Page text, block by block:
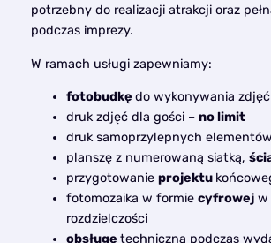
potrzebny do realizacji atrakcji oraz
podczas imprezy.
W ramach usługi zapewniamy:
fotobudkę do wykonywania zdjęć
druk zdjęć dla gości – no limit
druk samoprzylepnych
planszę z numerowaną siatką,
przygotowanie projektu
fotomozaika w formie cyfrowejw
rozdzielczości
obsługę techniczną podczas